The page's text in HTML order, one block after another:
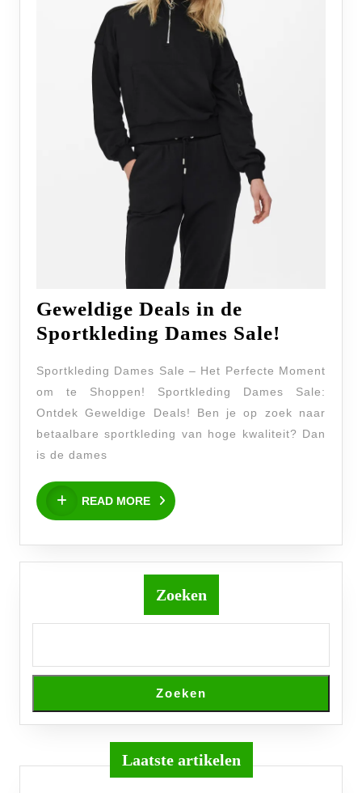
Geweldige Deals in de
Sportkleding Dames Sale!
in
de
Sportkleding Dames Sale – Het Perfecte Moment
om te Shoppen! Sportkleding Dames Sale:
Ontdek Geweldige Deals! Ben je op zoek naar
betaalbare sportkleding van hoge kwaliteit? Dan
is de dames
READ MORE
READ
MORE
Zoeken
Zoeken
Laatste artikelen